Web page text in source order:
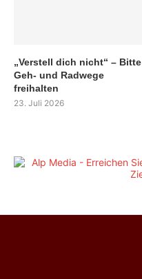
„Verstell dich nicht“ – Bitte
Geh- und Radwege
freihalten
23. Juli 2026